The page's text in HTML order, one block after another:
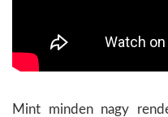
Mint minden nagy